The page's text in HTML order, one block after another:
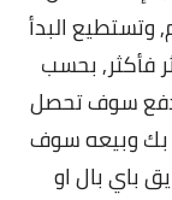
وتستطيع البدأ
فأكثر, بحسب
سوف تحصل
بك وبيعه سوف
باي بال او